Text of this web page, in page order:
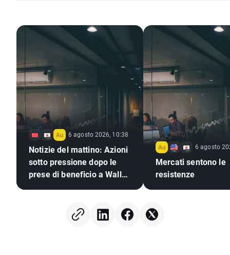
6 agosto 2026, 10:38
Notizie del mattino: Azioni
sotto pressione dopo le
prese di beneficio a Wall
6 agosto
Mercati sentono le
resistenze